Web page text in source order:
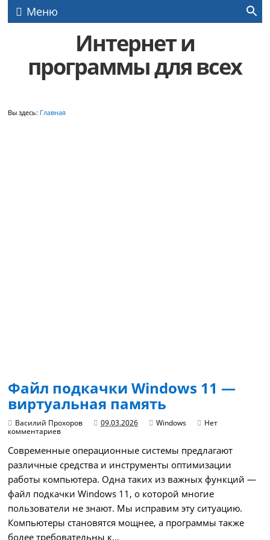
Меню
Интернет и
программы для всех
Вы здесь: Главная
Файл подкачки Windows 11 —
виртуальная память
Василий Прохоров 09.03.2026 Windows
Нет
комментариев
Современные операционные системы предлагают
различные средства и инструменты оптимизации
работы компьютера. Одна таких из важных функций —
файл подкачки Windows 11, о которой многие
пользователи не знают. Мы исправим эту ситуацию.
Компьютеры становятся мощнее, а программы также
более требовательны к…